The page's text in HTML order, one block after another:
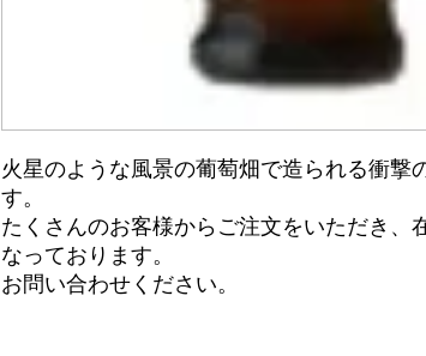
火星のような風景の葡萄畑で造られる衝撃
す。
たくさんのお客様からご注文をいただき、
なっております。
お問い合わせください。